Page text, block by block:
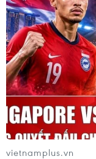
#Nguy cơ chiến
#Ngăn chặn chiến
vietnamplus.vn